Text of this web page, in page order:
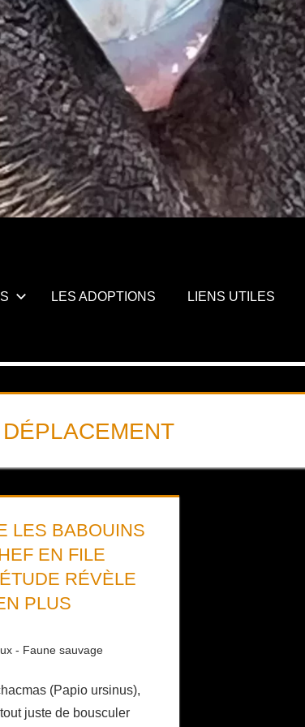
LES ADOPTIONS LIENS UTILES
DÉPLACEMENT
LES BABOUINS
EN FILE
RÉVÈLE
PLUS
- Faune sauvage
(Papio ursinus),
juste de bousculer